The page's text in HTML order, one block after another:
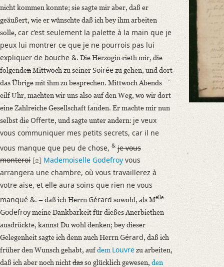
Hoell, Anne
Varwig, Olivia
nicht kommen konnte; sie sagte mir aber, daß er
geäußert, wie er wünschte daß ich bey ihm arbeiten
solle, car c’est seulement la palette à la main que je
peux lui montrer ce que je ne pourrois pas lui
expliquer de bouche &. Die Herzogin rieth mir, die
folgendenMittwoch zu seinerSoiréezu gehen, und dort
das Übrige mit ihm zu besprechen. Mittwoch Abends
eilf Uhr, machten wir uns also auf den Weg, wo wir dort
eine Zahlreiche Gesellschaft fanden. Er machte mir nun
selbst die Offerte, und sagte unter andern: je veux
vous communiquer mes petits secrets, car il ne
vous manque que peu de chose, & je vous
monteroi [2] Mademoiselle Godefroy vous
arrangera une chambre, où vous travaillerez à
votre aise, et elle aura soins que rien ne vous
manqué &. – daß ich Herrn Gérard sowohl, als Melle
Godefroymeine Dankbarkeit für dießes Anerbiethen
ausdrückte, kannst Du wohl denken; bey dieser
Gelegenheit sagte ich denn auch HerrnGérard, daß ich
früher den Wunsch gehabt, aufdem Louvrezu arbeiten,
daß ich aber noch nichtdasso glücklich gewesen, den